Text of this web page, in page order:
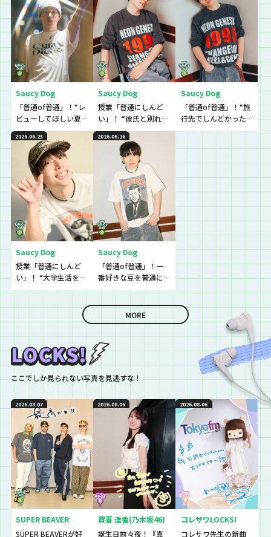
Saucy Dog
「普通of普通」！“レ
ビューしてほしい夏
グッズ”を普通に教え
て！
Saucy Dog
授業「普通にしんど
い」！ “彼氏と別れる
か悩んでいてしんど
い”という生徒に逆電
Saucy Dog
「普通of普通」！“旅
行先でしんどかった
こと”の普通を教え
2026.06.23
Saucy Dog
授業「普通にしんど
い」！ “大学生活を頑
張れなくてしんどい
2026.06.16
Saucy Dog
「普通of普通」！一
番好きな豆を普通に
教えて！
MORE
ここでしか見られない写真を見逃すな！
2026.08.07
SUPER BEAVER
SUPER BEAVERが好
2026.08.06
賀喜 遥香(乃木坂46)
誕生日前々夜！『真
2026.08.06
コレサワLOCKS!
コレサワ先生の新曲